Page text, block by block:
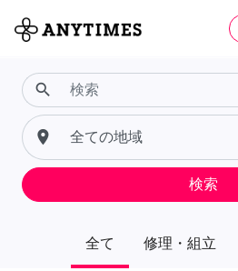
全て 修理・組立
search
place
検索